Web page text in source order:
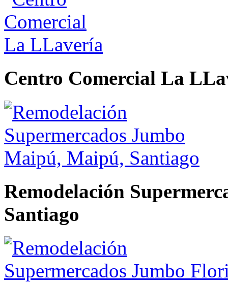
Centro Comercial La
Remodelación
Santiago